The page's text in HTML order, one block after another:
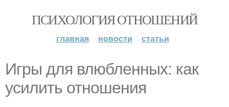
ПСИХОЛОГИЯ ОТНОШЕНИЙ
главная новости статьи
Игры для влюбленных: как
усилить отношения